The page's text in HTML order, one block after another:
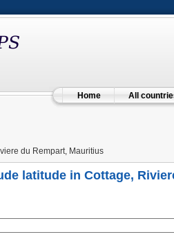
Home All
du Rempart, Mauritius
latitude in Cottage,